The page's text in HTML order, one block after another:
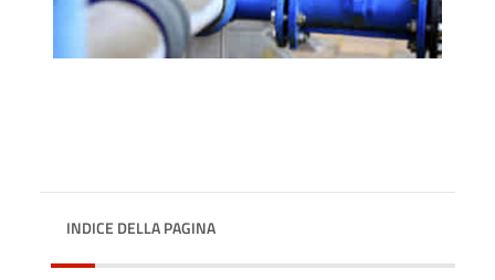
INDICE DELLA PAGINA